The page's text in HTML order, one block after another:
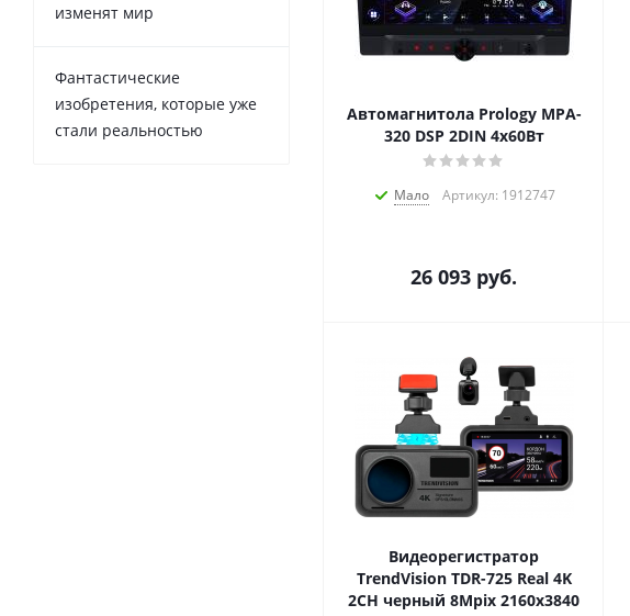
Автомагнитола Prology MPA-
320 DSP 2DIN 4x60Вт
Мало Артикул: 1912747
26 093 руб.
Видеорегистратор
TrendVision TDR-725 Real 4K
2CH черный 8Mpix 2160x3840
изменят мир
Фантастические
изобретения, которые уже
стали реальностью